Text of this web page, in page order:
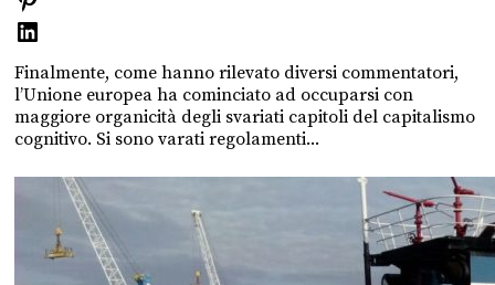
Finalmente, come hanno rilevato diversi commentatori,
l’Unione europea ha cominciato ad occuparsi con
maggiore organicità degli svariati capitoli del capitalismo
cognitivo. Si sono varati regolamenti...